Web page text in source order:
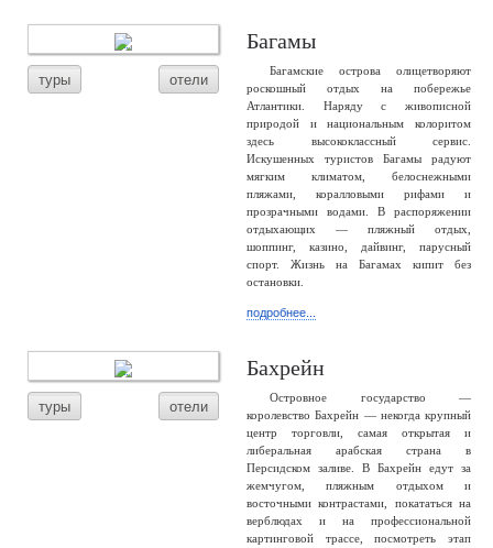
туры отели
Багамы
Багамские острова олицетворяют
роскошный отдых на побережье
Атлантики. Наряду с живописной
природой и национальным колоритом
здесь высококлассный сервис.
Искушенных туристов Багамы радуют
мягким климатом, белоснежными
пляжами, коралловыми рифами и
прозрачными водами. В распоряжении
отдыхающих — пляжный отдых,
шоппинг, казино, дайвинг, парусный
спорт. Жизнь на Багамах кипит без
остановки.
подробнее...
туры отели
Бахрейн
Островное государство —
королевство Бахрейн — некогда крупный
центр торговли, самая открытая и
либеральная арабская страна в
Персидском заливе. В Бахрейн едут за
жемчугом, пляжным отдыхом и
восточными контрастами, покататься на
верблюдах и на профессиональной
картинговой трассе, посмотреть этап